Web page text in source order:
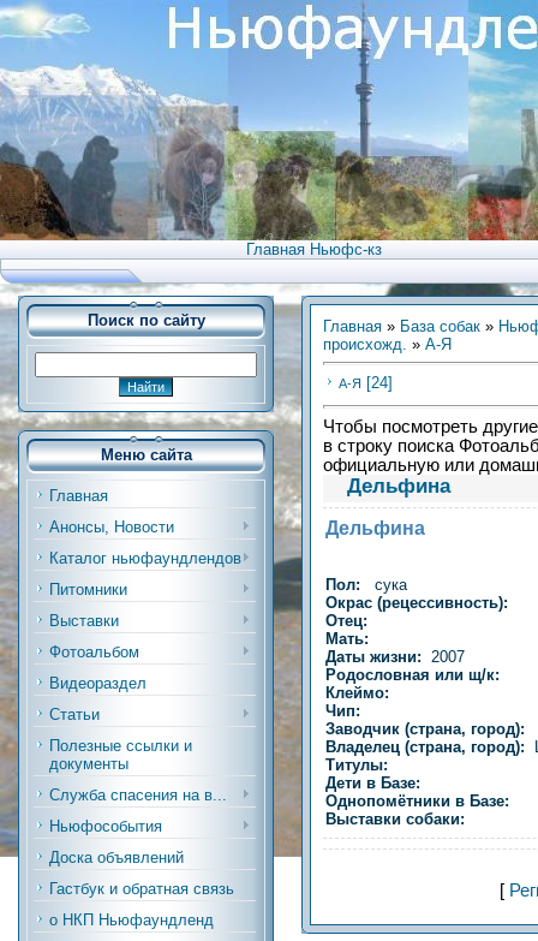
Главная Ньюфс-кз
Поиск по сайту
Меню сайта
Главная
Анонсы, Новости
Каталог ньюфаундлендов
Питомники
Выставки
Фотоальбом
Видеораздел
Статьи
Полезные ссылки и
документы
Служба спасения на в...
Ньюфособытия
Доска объявлений
Гастбук и обратная связь
о НКП Ньюфаундленд
Главная » База собак »
происхожд. » А-Я
А-Я [24]
Чтобы посмотреть
в строку поиска
официальную или
Дельфина
Дельфина
Пол: сука
Окрас (рецессивность):
Отец:
Мать:
Даты жизни: 2007
Родословная или щ/к:
Клеймо:
Чип:
Заводчик (страна, город):
Владелец (страна, город):
Титулы:
Дети в Базе:
Однопомётники в Базе:
Выставки собаки:
[